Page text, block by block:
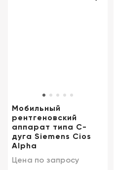
оплата
Карьера
Отзывы
Мобильный
рентгеновский
аппарат типа C-
дуга Siemens Cios
Alpha
Цена по запросу